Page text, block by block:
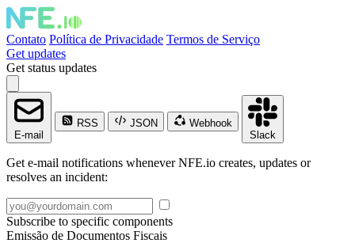
Contato Política de Privacidade Termos de Serviço
Get updates
Get status updates
E-mail
RSS JSON
Webhook
Slack
Get e-mail notifications whenever NFE.io creates, updates or
resolves an incident:
Subscribe to specific components
Emissão de Documentos Fiscais